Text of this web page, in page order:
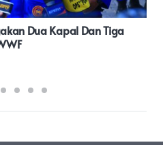
Bantuan Pangan
Signifikan